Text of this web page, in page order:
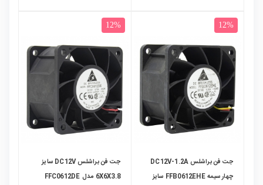
12%
جت فن براشلس DC12V-1.2A
چهار سیمه FFB0612EHE سایز
12%
جت فن براشلس DC12V سایز
6X6X3.8 مدل FFC0612DE